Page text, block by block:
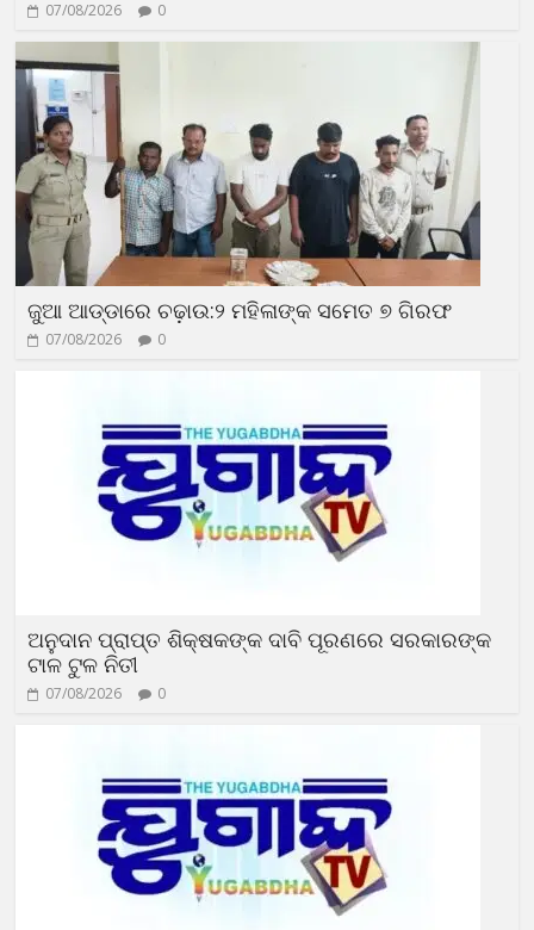
07/08/2026 0
ଜୁଆ ଆଡ୍ଡାରେ ଚଢ଼ାଉ:୨ ମହିଳାଙ୍କ ସମେତ ୭ ଗିରଫ
07/08/2026 0
ଅନୁଦାନ ପ୍ରାପ୍ତ ଶିକ୍ଷକଙ୍କ ଦାବି ପୂରଣରେ ସରକାରଙ୍କ
ଟାଳ ଟୁଳ ନିତୀ
07/08/2026 0